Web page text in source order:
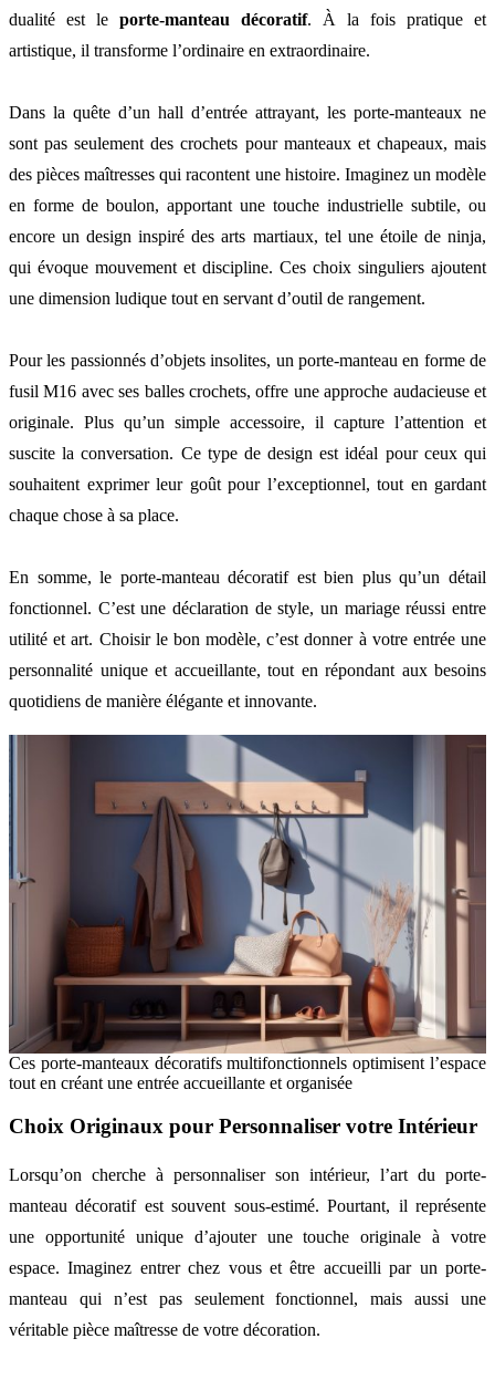
dualité est le porte-manteau décoratif. À la fois pratique et
artistique, il transforme l’ordinaire en extraordinaire.
Dans la quête d’un hall d’entrée attrayant, les porte-manteaux ne
sont pas seulement des crochets pour manteaux et chapeaux, mais
des pièces maîtresses qui racontent une histoire. Imaginez un modèle
en forme de boulon, apportant une touche industrielle subtile, ou
encore un design inspiré des arts martiaux, tel une étoile de ninja,
qui évoque mouvement et discipline. Ces choix singuliers ajoutent
une dimension ludique tout en servant d’outil de rangement.
Pour les passionnés d’objets insolites, un porte-manteau en forme de
fusil M16 avec ses balles crochets, offre une approche audacieuse et
originale. Plus qu’un simple accessoire, il capture l’attention et
suscite la conversation. Ce type de design est idéal pour ceux qui
souhaitent exprimer leur goût pour l’exceptionnel, tout en gardant
chaque chose à sa place.
En somme, le porte-manteau décoratif est bien plus qu’un détail
fonctionnel. C’est une déclaration de style, un mariage réussi entre
utilité et art. Choisir le bon modèle, c’est donner à votre entrée une
personnalité unique et accueillante, tout en répondant aux besoins
quotidiens de manière élégante et innovante.
Ces porte-manteaux décoratifs multifonctionnels optimisent l’espace
tout en créant une entrée accueillante et organisée
Choix Originaux pour Personnaliser votre Intérieur
Lorsqu’on cherche à personnaliser son intérieur, l’art du porte-
manteau décoratif est souvent sous-estimé. Pourtant, il représente
une opportunité unique d’ajouter une touche originale à votre
espace. Imaginez entrer chez vous et être accueilli par un porte-
manteau qui n’est pas seulement fonctionnel, mais aussi une
véritable pièce maîtresse de votre décoration.